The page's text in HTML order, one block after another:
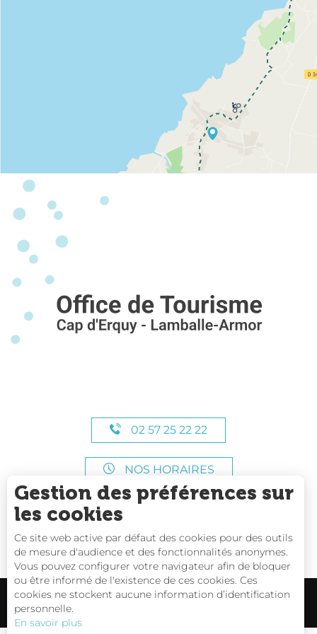
02 57 25 22 22
NOS HORAIRES
Gestion des préférences sur
les cookies
Ce site web active par défaut des cookies pour des outils
de mesure d'audience et des fonctionnalités anonymes.
Vous pouvez configurer votre navigateur afin de bloquer
ou être informé de l'existence de ces cookies. Ces
cookies ne stockent aucune information d’identification
personnelle.
En savoir plus